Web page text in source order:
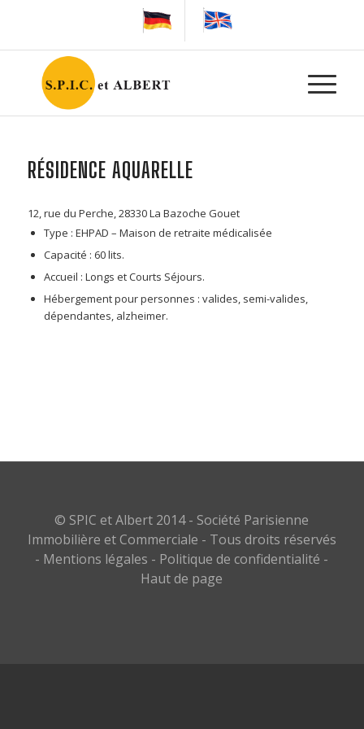
RÉSIDENCE AQUARELLE
12, rue du Perche, 28330 La Bazoche Gouet
Type : EHPAD – Maison de retraite médicalisée
Capacité : 60 lits.
Accueil : Longs et Courts Séjours.
Hébergement pour personnes : valides, semi-valides,
dépendantes, alzheimer.
© SPIC et Albert 2014 - Société Parisienne
Immobilière et Commerciale - Tous droits réservés
- Mentions légales - Politique de confidentialité -
Haut de page